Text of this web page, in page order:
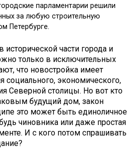
парламентарии решили
за любую строительную
Петербурге.
исторической части города и
только в исключительных
что новостройка имеет
социального, экономического,
Северной столицы. Но вот кто
будущий дом, закон
это может быть единоличное
чиновника или даже простая
И с кого потом спрашивать